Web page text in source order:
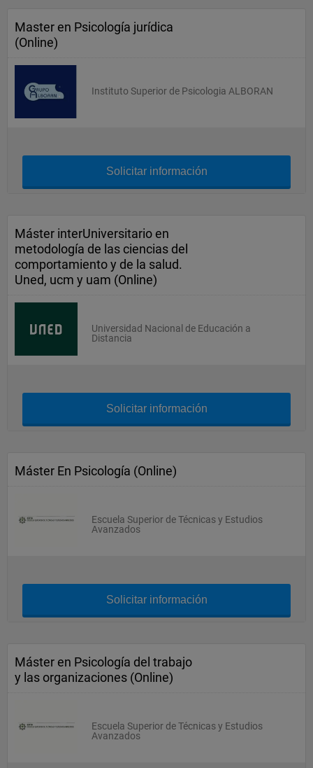
Master en Psicología jurídica
(Online)
Instituto Superior de Psicologia ALBORAN
Solicitar información
Máster interUniversitario en
metodología de las ciencias del
comportamiento y de la salud.
Uned, ucm y uam (Online)
Universidad Nacional de Educación a
Distancia
Solicitar información
Máster En Psicología (Online)
Escuela Superior de Técnicas y Estudios
Avanzados
Solicitar información
Máster en Psicología del trabajo
y las organizaciones (Online)
Escuela Superior de Técnicas y Estudios
Avanzados